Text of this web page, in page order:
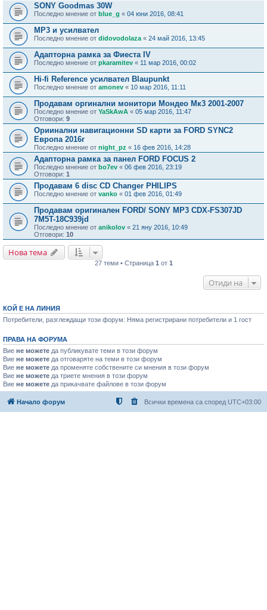
SONY Goodmas 30W
Последно мнение от blue_g « 04 юни 2016, 08:41
MP3 и усилвател
Последно мнение от didovodolaza « 24 май 2016, 13:45
Адапторна рамка за Фиеста IV
Последно мнение от pkaramitev « 11 мар 2016, 00:02
Hi-fi Reference усилвател Blaupunkt
Последно мнение от amonev « 10 мар 2016, 11:11
Продавам оргинални монитори Мондео Мк3 2001-2007
Последно мнение от YaSkAwA « 05 мар 2016, 11:47
Отговори: 9
Ориинални навигационни SD карти за FORD SYNC2
Европа 2016г
Последно мнение от night_pz « 16 фев 2016, 14:28
Адапторна рамка за панел FORD FOCUS 2
Последно мнение от bo7ev « 06 фев 2016, 23:19
Отговори: 1
Продавам 6 disc CD Changer PHILIPS
Последно мнение от vanko « 01 фев 2016, 01:49
Продавам оригинален FORD/ SONY MP3 CDX-FS307JD
7M5T-18C939jd
Последно мнение от anikolov « 21 яну 2016, 10:49
Отговори: 10
Нова тема
27 теми • Страница 1 от 1
Отиди на
КОЙ Е НА ЛИНИЯ
Потребители, разглеждащи този форум: Няма регистрирани потребители и 1 гост
ПРАВА НА ФОРУМА
Вие не можете да публикувате теми в този форум
Вие не можете да отговаряте на теми в този форум
Вие не можете да променяте собствените си мнения в този форум
Вие не можете да триете мнения в този форум
Вие не можете да прикачвате файлове в този форум
Начало форум Всички времена са според UTC+03:00